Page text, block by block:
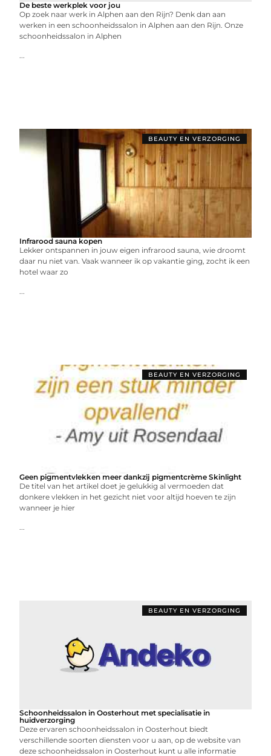
De beste werkplek voor jou
Op zoek naar werk in Alphen aan den Rijn? Denk dan aan
werken in een schoonheidssalon in Alphen aan den Rijn. Onze
schoonheidssalon in Alphen
...
BEAUTY EN VERZORGING
Infrarood sauna kopen
Lekker ontspannen in jouw eigen infrarood sauna, wie droomt
daar nu niet van. Vaak wanneer ik op vakantie ging, zocht ik een
hotel waar zo
...
BEAUTY EN VERZORGING
Geen pigmentvlekken meer dankzij pigmentcrème Skinlight
De titel van het artikel doet je gelukkig al vermoeden dat
donkere vlekken in het gezicht niet voor altijd hoeven te zijn
wanneer je hier
...
BEAUTY EN VERZORGING
Schoonheidssalon in Oosterhout met specialisatie in
huidverzorging
Deze ervaren schoonheidssalon in Oosterhout biedt
verschillende soorten diensten voor u aan, op de website van
deze schoonheidssalon in Oosterhout kunt u alle informatie